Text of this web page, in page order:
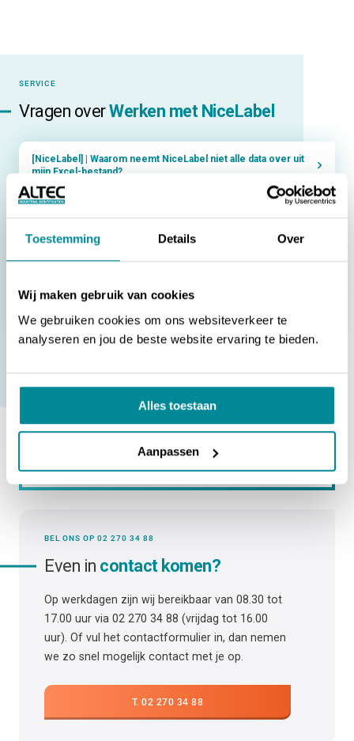
Toestemming Details Over
Wij maken gebruik van cookies
We gebruiken cookies om ons websiteverkeer te
analyseren en jou de beste website ervaring te bieden.
Alles toestaan
Aanpassen
SERVICE
Vragen overWerken met NiceLabel
[NiceLabel] | Waarom neemt NiceLabel niet alle data over uit
mijn Excel-bestand?
[NiceLabel] | Waar kan ik de labelbestanden vinden?
[NiceLabel] | Werken met de objecten in NiceLabel
Vraag niet gevonden? Vind hier het antwoord.
BEL ONS OP 02 270 34 88
Even in contact komen?
Op werkdagen zijn wij bereikbaar van 08.30 tot
17.00 uur via 02 270 34 88 (vrijdag tot 16.00
uur). Of vul het contactformulier in, dan nemen
we zo snel mogelijk contact met je op.
T. 02 270 34 88